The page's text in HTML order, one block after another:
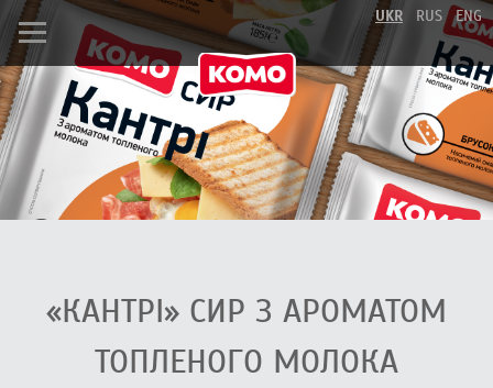
UKR RUS ENG
«КАНТРІ» СИР З АРОМАТОМ
ТОПЛЕНОГО МОЛОКА